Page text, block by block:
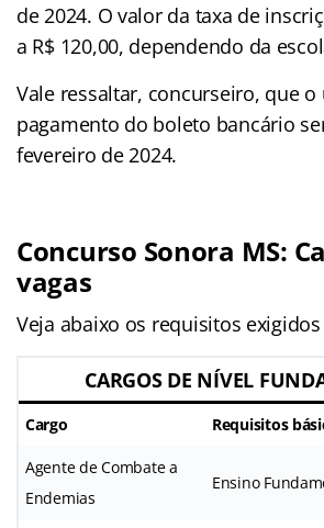
de 2024. O valor da taxa de
a R$ 120,00, dependendo da
Vale ressaltar, concurseiro, que
pagamento do boleto bancário
fevereiro de 2024.
Concurso Sonora MS:
vagas
Veja abaixo os requisitos
CARGOS DE NÍVEL
Cargo Requisitos
Agente de Combate a
Endemias
Ensino